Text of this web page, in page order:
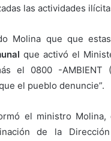
las actividades
Molina que que
que activó el
el 0800 -
el pueblo denuncie”.
el ministro
de la